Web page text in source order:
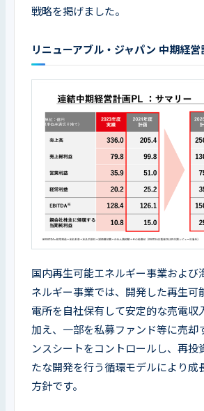
戦略を掲げました。
リニューアブル・ジャパン 中期経営
国内再生可能エネルギー事業および
ネルギー事業では、開発した再生可
電所を自社保有して安定的な売電収
加え、一部を私募ファンド等に売却
ンスシートをコントロールし、再投
たな開発を行う循環モデルにより成
方針です。